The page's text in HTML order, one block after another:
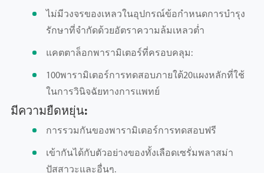
ไม่มีวงจรของเหลวในอุปกรณ์ข้อกำหนดการบำรุง
รักษาที่จำกัดด้วยอัตราความล้มเหลวต่ำ
แคตตาล็อกพารามิเตอร์ที่ครอบคลุม:
100พารามิเตอร์การทดสอบภายใต้20แผงหลักที่ใช้
ในการวินิจฉัยทางการแพทย์
มีความยืดหยุ่น:
การรวมกันของพารามิเตอร์การทดสอบฟรี
เข้ากันได้กับตัวอย่างของทั้งเลือดเซรั่มพลาสม่า
ปัสสาวะและอื่นๆ.